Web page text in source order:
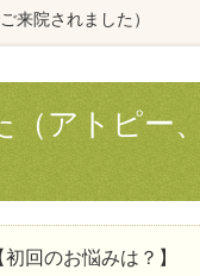
来院されました）
（アトピー
初回のお悩みは？】